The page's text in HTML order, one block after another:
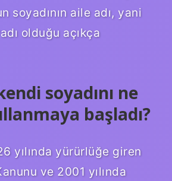
soyadının aile adı, yani
olduğu açıkça
soyadını ne
başladı?
yılında yürürlüğe giren
ve 2001 yılında